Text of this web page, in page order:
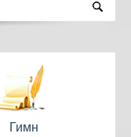
Гимн